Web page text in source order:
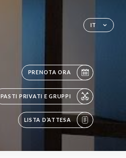
IT
PRENOTA ORA
PASTI PRIVATI E GRUPPI
LISTA D’ATTESA